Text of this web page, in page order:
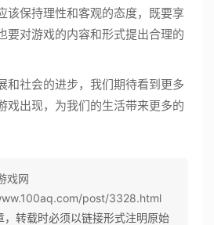
该保持理性和客观的态度，既要享
要对游戏的内容和形式提出合理的
和社会的进步，我们期待看到更多
戏出现，为我们的生活带来更多的
戏网
post/3328.html
，转载时必须以链接形式注明原始